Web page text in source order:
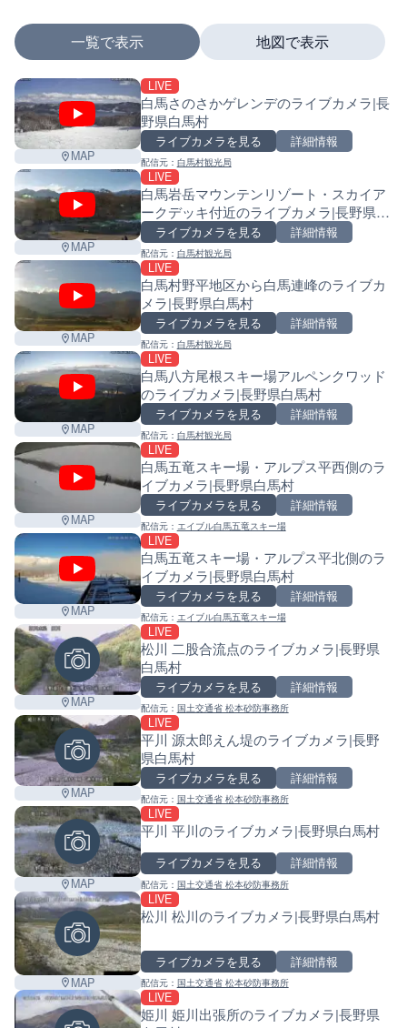
一覧で表示
MAP
LIVE
白馬さのさかゲレンデのライブカメラ|長
野県白馬村
ライブカメラを見る 詳細情報
配信元： 白馬村観光局
MAP
LIVE
白馬岩岳マウンテンリゾート・スカイア
ークデッキ付近のライブカメラ|長野県白
馬村ライブカメラを見る 詳細情報
配信元： 白馬村観光局
MAP
LIVE
白馬村野平地区から白馬連峰のライブカ
メラ|長野県白馬村
ライブカメラを見る 詳細情報
配信元： 白馬村観光局
MAP
LIVE
白馬八方尾根スキー場アルペンクワッド
のライブカメラ|長野県白馬村
ライブカメラを見る 詳細情報
配信元： 白馬村観光局
MAP
LIVE
白馬五竜スキー場・アルプス平西側のラ
イブカメラ|長野県白馬村
ライブカメラを見る 詳細情報
配信元： エイブル白馬五竜スキー場
MAP
LIVE
白馬五竜スキー場・アルプス平北側のラ
イブカメラ|長野県白馬村
ライブカメラを見る 詳細情報
配信元： エイブル白馬五竜スキー場
MAP
LIVE
松川 二股合流点のライブカメラ|長野県
白馬村
ライブカメラを見る 詳細情報
配信元： 国土交通省 松本砂防事務所
MAP
LIVE
平川 源太郎えん堤のライブカメラ|長野
県白馬村
ライブカメラを見る 詳細情報
配信元： 国土交通省 松本砂防事務所
MAP
LIVE
平川 平川のライブカメラ|長野県白馬村
ライブカメラを見る 詳細情報
配信元： 国土交通省 松本砂防事務所
MAP
LIVE
松川 松川のライブカメラ|長野県白馬村
ライブカメラを見る 詳細情報
配信元： 国土交通省 松本砂防事務所
LIVE
姫川 姫川出張所のライブカメラ|長野県
地図で表示
+
−
マーカーをタップするとライブカメラの詳細が表示さ